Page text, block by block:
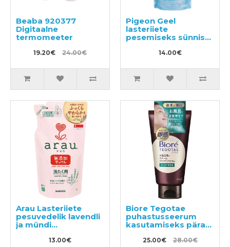
Beaba 920377
Digitaalne
termomeeter
19.20€ 24.00€
Pigeon Geel
lasteriiete
pesemiseks sünnist
alates täitepakend
14.00€
Arau Lasteriiete
pesuvedelik lavendli
ja mündi
ekstraktidega,
täitepakend 1000ml
13.00€
Biore Tegotae
puhastusseerum
kasutamiseks pärast
vannis käimist 150g
25.00€ 28.00€